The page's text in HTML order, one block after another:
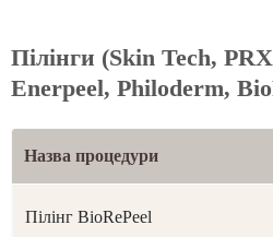
Пілінги (Skin Tech,
Enerpeel, Philoderm,
Назва процедури
Пілінг BioRePeel